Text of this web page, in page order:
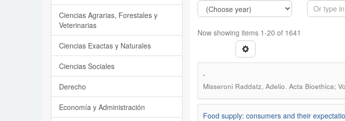
Now showing items 1-20 of 1641
-
Misseroni Raddatz, Adelio. Acta Bioethica;
Food supply: consumers and their
Ciencias Agrarias, Forestales y
Veterinarias
Ciencias Exactas y Naturales
Ciencias Sociales
Derecho
Economía y Administración